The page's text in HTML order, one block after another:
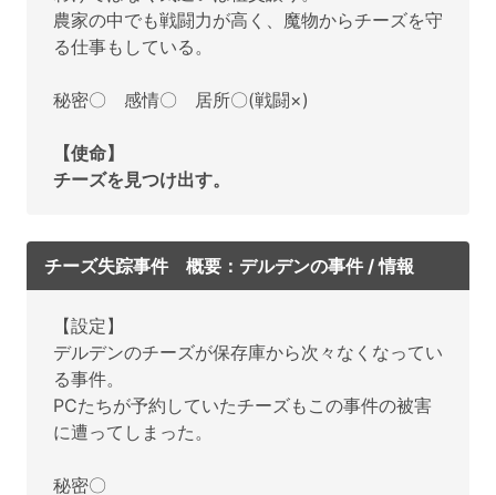
農家の中でも戦闘力が高く、魔物からチーズを守
る仕事もしている。
秘密〇 感情〇 居所〇(戦闘×)
【使命】
チーズを見つけ出す。
チーズ失踪事件 概要：デルデンの事件 / 情報
【設定】
デルデンのチーズが保存庫から次々なくなってい
る事件。
PCたちが予約していたチーズもこの事件の被害
に遭ってしまった。
秘密〇